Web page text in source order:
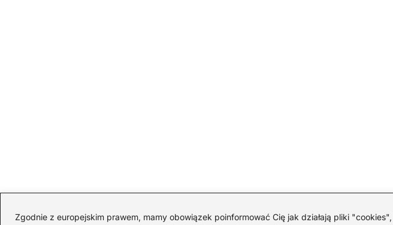
Zgodnie z europejskim prawem, mamy obowiązek poinformować Cię jak działają pliki